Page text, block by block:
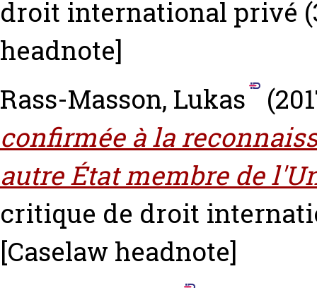
droit international privé
headnote]
Rass-Masson, Lukas
confirmée à la
autre État membre de
critique de droit
[Caselaw headnote]